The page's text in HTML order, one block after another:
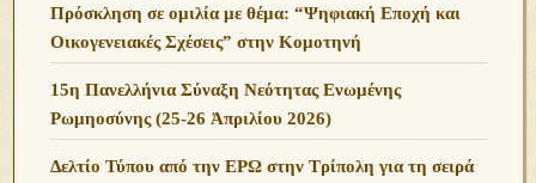
Πρόσκληση σε ομιλία με θέμα: “Ψηφιακή Εποχή και
Οικογενειακές Σχέσεις” στην Κομοτηνή
15η Πανελλήνια Σύναξη Νεότητας Ενωμένης
Ρωμηοσύνης (25-26 Ἀπριλίου 2026)
Δελτίο Τύπου από την ΕΡΩ στην Τρίπολη για τη σειρά